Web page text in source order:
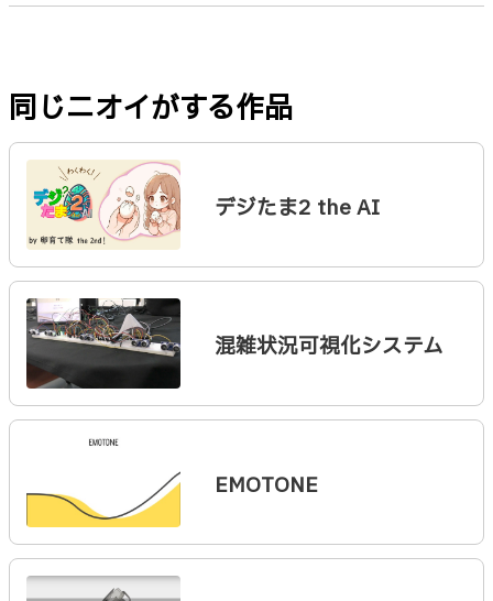
同じニオイがする作品
デジたま2 the AI
混雑状況可視化システム
EMOTONE